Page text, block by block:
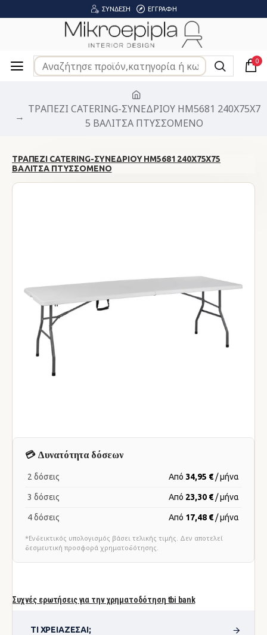
ΣΎΝΔΕΣΗ ΕΓΓΡΑΦΉ
0
ΤΡΑΠΕΖΙ CATERING-ΣΥΝΕΔΡΙΟΥ HM5681 240Χ75Χ7
5 ΒΑΛΙΤΣΑ ΠΤΥΣΣΟΜΕΝΟ
ΤΡΑΠΕΖΙ CATERING-ΣΥΝΕΔΡΙΟΥ HM5681 240Χ75Χ75
ΒΑΛΙΤΣΑ ΠΤΥΣΣΟΜΕΝΟ
Συχνές ερωτήσεις για την χρηματοδότηση tbi bank
ΤΙ ΧΡΕΙΆΖΕΣΑΙ;
💳 Δυνατότητα δόσεων
2 δόσεις Από 34,95 € / μήνα
3 δόσεις Από 23,30 € / μήνα
4 δόσεις Από 17,48 € / μήνα
*Ενδεικτικός υπολογισμός βάσει τελικής τιμής. Δεν αποτελεί
δεσμευτική προσφορά χρηματοδότησης.